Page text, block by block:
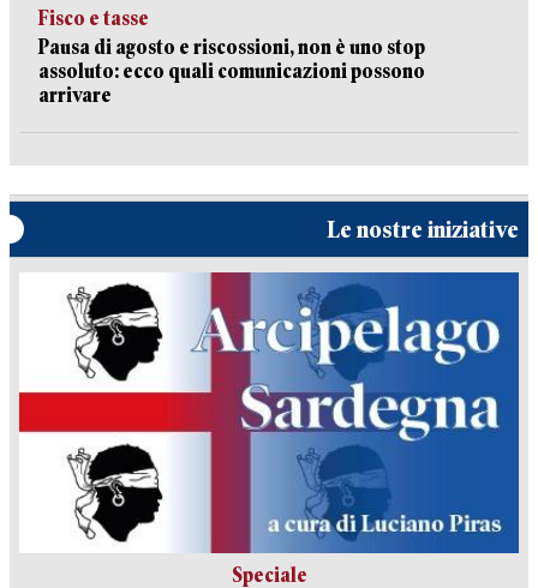
Fisco e tasse
Pausa di agosto e riscossioni, non è uno stop
assoluto: ecco quali comunicazioni possono
arrivare
Le nostre iniziative
Speciale